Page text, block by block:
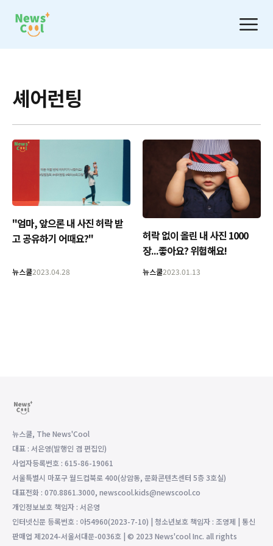
셰어런팅
"엄마, 앞으론 내 사진 허락 받
고 공유하기 어때요?"
뉴스쿨2023.04.28
허락 없이 올린 내 사진 1000
장...좋아요? 위험해요!
뉴스쿨2023.01.13
뉴스쿨, The News'Cool
대표 : 서은영(발행인 겸 편집인)
사업자등록번호 : 615-86-19061
서울특별시 마포구 월드컵북로 400(상암동, 문화콘텐츠센터 5층 3호실)
대표전화 : 070.8861.3000, newscool.kids@newscool.co
개인정보보호 책임자 : 서은영
인터넷신문 등록번호 : 아54960(2023-7-10) | 청소년보호 책임자 : 조영제 | 통신
판매업 제2024-서울서대문-0036호 | © 2023 News'cool Inc. all rights